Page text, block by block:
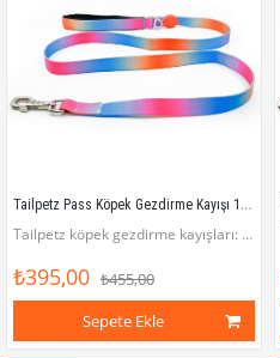
Tailpetz Pass Köpek Gezdirme Kayışı 120 cm x 2 cm
Tailpetz köpek gezdirme kayışları: Rahat, pratik, havalı!
₺395,00 ₺455,00
Sepete Ekle